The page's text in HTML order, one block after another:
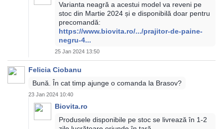
Varianta neagră a acestui model va reveni pe
stoc din Martie 2024 și e disponibilă doar pentru
precomandă:
https://www.biovita.ro/.../prajitor-de-paine-
negru-4...
25 Jan 2024 13:50
Felicia Ciobanu
Bună. În cat timp ajunge o comanda la Brasov?
23 Jan 2024 10:40
Biovita.ro
Produsele disponibile pe stoc se livrează în 1-2